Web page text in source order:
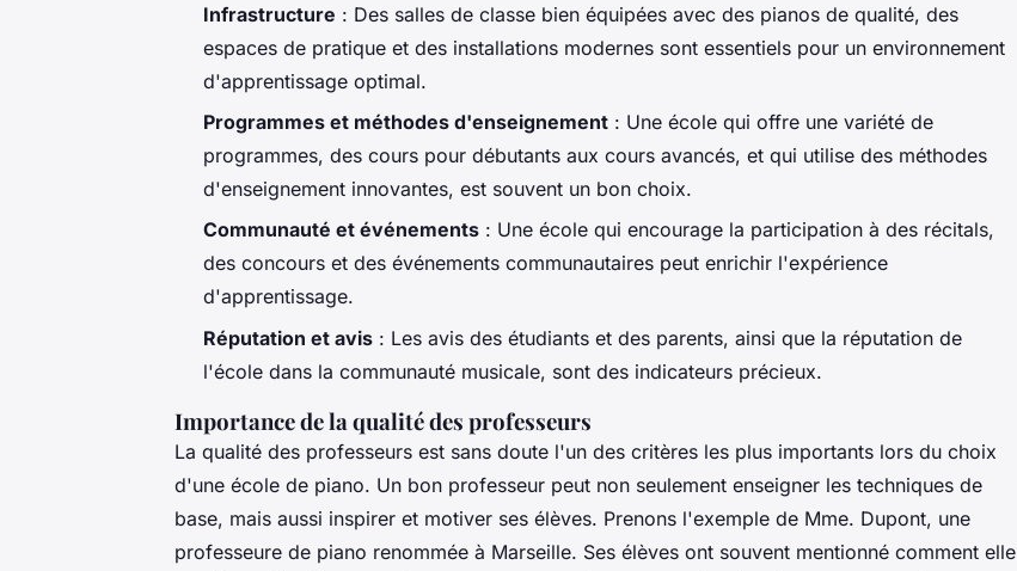
Infrastructure : Des salles de classe bien équipées avec des pianos de qualité, des
espaces de pratique et des installations modernes sont essentiels pour un environnement
d'apprentissage optimal.
Programmes et méthodes d'enseignement : Une école qui offre une variété de
programmes, des cours pour débutants aux cours avancés, et qui utilise des méthodes
d'enseignement innovantes, est souvent un bon choix.
Communauté et événements : Une école qui encourage la participation à des récitals,
des concours et des événements communautaires peut enrichir l'expérience
d'apprentissage.
Réputation et avis : Les avis des étudiants et des parents, ainsi que la réputation de
l'école dans la communauté musicale, sont des indicateurs précieux.
Importance de la qualité des professeurs
La qualité des professeurs est sans doute l'un des critères les plus importants lors du choix
d'une école de piano. Un bon professeur peut non seulement enseigner les techniques de
base, mais aussi inspirer et motiver ses élèves. Prenons l'exemple de Mme. Dupont, une
professeure de piano renommée à Marseille. Ses élèves ont souvent mentionné comment elle